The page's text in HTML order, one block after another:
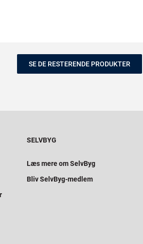
SE DE RESTERENDE PRODUKTER
SELVBYG
Læs mere om SelvByg
Bliv SelvByg-medlem